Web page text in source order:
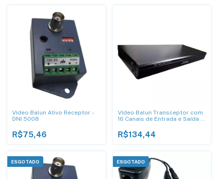
Vídeo Balun Ativo Receptor -
DNI 5008
R$75,46
Vídeo Balun Transceptor com
16 Canais de Entrada e Saída -
R$134,44
ESGOTADO ESGOTADO